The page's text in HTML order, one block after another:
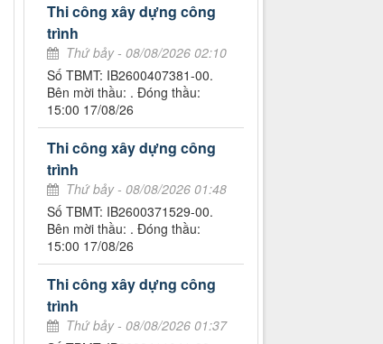
Thi công xây dựng công
trình
Thứ bảy - 08/08/2026 02:10
Số TBMT: IB2600407381-00.
Bên mời thầu: . Đóng thầu:
15:00 17/08/26
Thi công xây dựng công
trình
Thứ bảy - 08/08/2026 01:48
Số TBMT: IB2600371529-00.
Bên mời thầu: . Đóng thầu:
15:00 17/08/26
Thi công xây dựng công
trình
Thứ bảy - 08/08/2026 01:37